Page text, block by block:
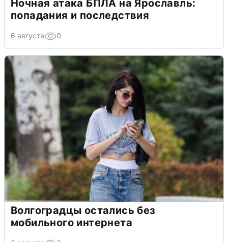
Ночная атака БПЛА на Ярославль:
попадания и последствия
6 августа 0
Волгоградцы остались без
мобильного интернета